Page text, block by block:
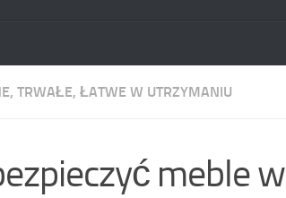
TRWAŁE, ŁATWE W UTRZYMANIU
meble w